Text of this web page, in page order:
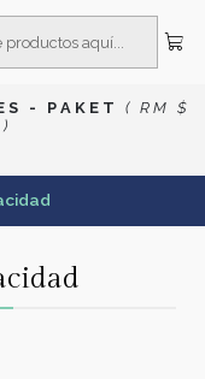
S - P A K E T
( R M $